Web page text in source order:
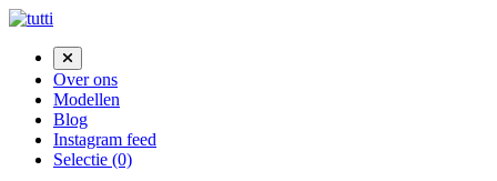
Skip
content
Over ons
Modellen
Blog
Instagram feed
Selectie (0)